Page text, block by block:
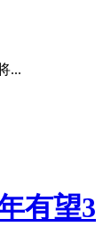
...
有望3